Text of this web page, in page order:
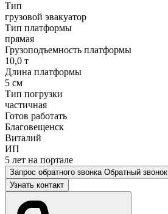
Тип
грузовой эвакуатор
Тип платформы
прямая
Грузоподъемность платформы
10,0 т
Длина платформы
5 см
Тип погрузки
частичная
Готов работать
Благовещенск
Виталий
ИП
5 лет на портале
Запрос обратного звонка Обратный звонок
Узнать контакт